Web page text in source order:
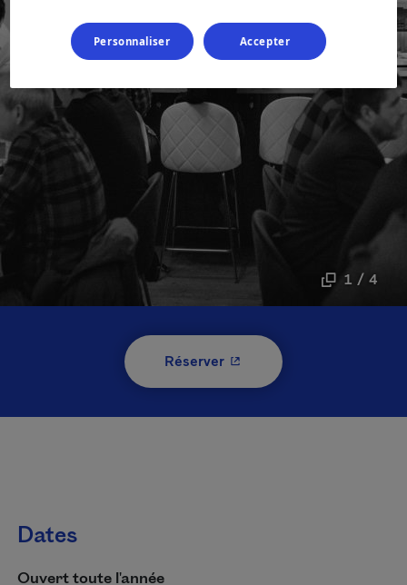
1 / 4
Réserver- Cet hyperlien s'ouvrira
Dates
Ouvert toute l'année
Personnaliser Accepter